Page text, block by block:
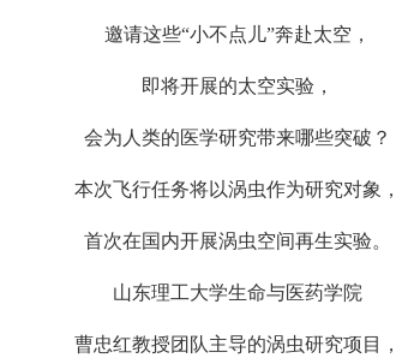
邀请这些“小不点儿”奔赴太空，
即将开展的太空实验，
会为人类的医学研究带来哪些突破？
本次飞行任务将以涡虫作为研究对象，
首次在国内开展涡虫空间再生实验。
山东理工大学生命与医药学院
曹忠红教授团队主导的涡虫研究项目，